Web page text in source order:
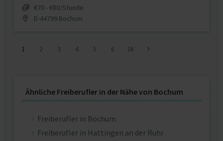
€70 - €80/Stunde
D-44799 Bochum
1 2 3 4 5 6 16
Ähnliche Freiberufler in der Nähe von Bochum
Freiberufler in Bochum
Freiberufler in Hattingen an der Ruhr